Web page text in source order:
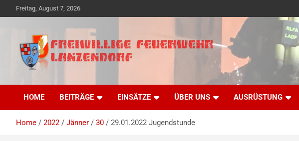
to
Freitag, August 7, 2026
Freiwillige Feuerwehr
Lanzendorf
HOME BEITRÄGE EINSÄTZE ÜBER UNS AUSRÜSTUNG
Home 2022 Jänner 30 29.01.2022 Jugendstunde